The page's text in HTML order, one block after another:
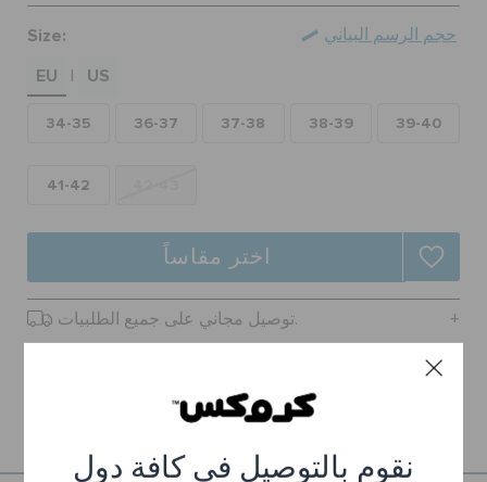
نقوم بالتوصيل في كافة دول
Size:
EU
US
34-35 36-37 37-38 38-39 39-40
41-42
حجم الرسم البياني
اختر مقاساً
توصيل مجاني على جميع الطلبيات.